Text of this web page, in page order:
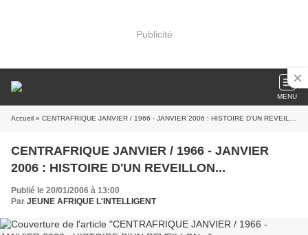
Publicité
MENU
Accueil » CENTRAFRIQUE JANVIER / 1966 - JANVIER 2006 : HISTOIRE D'UN REVEILLON...
CENTRAFRIQUE JANVIER / 1966 - JANVIER
2006 : HISTOIRE D'UN REVEILLON...
Publié le 20/01/2006 à 13:00
Par JEUNE AFRIQUE L'INTELLIGENT